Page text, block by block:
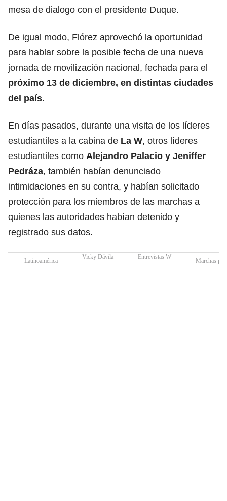
mesa de dialogo con el presidente Duque.
De igual modo, Flórez aprovechó la oportunidad
para hablar sobre la posible fecha de una nueva
jornada de movilización nacional, fechada para el
próximo 13 de diciembre, en distintas ciudades
del país.
En días pasados, durante una visita de los líderes
estudiantiles a la cabina de La W, otros líderes
estudiantiles como Alejandro Palacio y Jeniffer
Pedráza, también habían denunciado
intimidaciones en su contra, y habían solicitado
protección para los miembros de las marchas a
quienes las autoridades habían detenido y
registrado sus datos.
Latinoamérica
Vicky Dávila Entrevistas W
Marchas